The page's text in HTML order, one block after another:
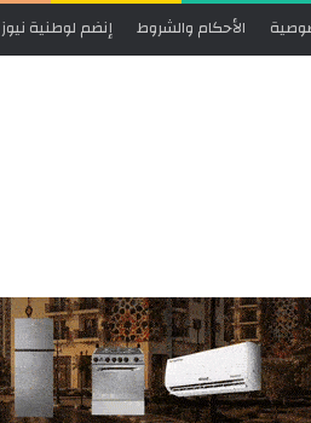
الأحكام والشروط إنضم لوطنية نيوز